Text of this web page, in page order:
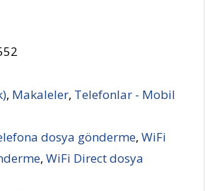
, Makaleler, Telefonlar - Mobil
dosya gönderme,WiFi
, WiFi Direct dosya